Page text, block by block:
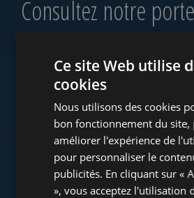
Consultez notre
www.towerassistance.com
Ce site Web utilise
cookies
Nous utilisons des cookies
bon fonctionnement du site,
améliorer l'expérience de
pour personnaliser le
publicités. En cliquant sur «
», vous acceptez l'utilisation